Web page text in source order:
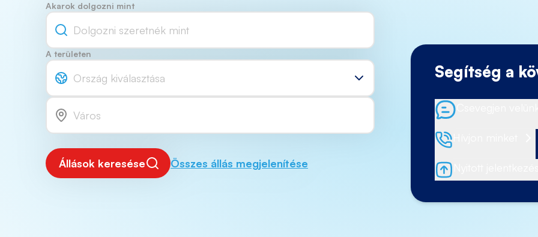
Akarok dolgozni mint
A területen
Ország kiválasztása
Állások keresése Összes állás megjelenítése
Segítség a